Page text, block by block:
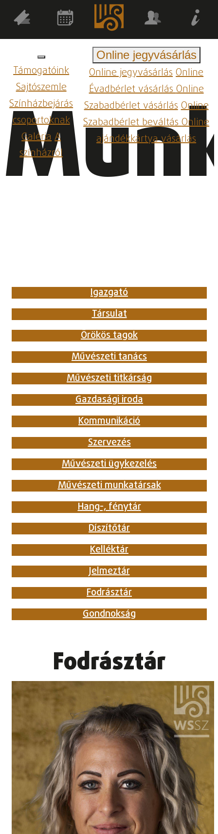
Támogatóink
Sajtószemle
Színházbejárás
csoportoknak
GalériaA
színházról
Online jegyvásárlás
Online jegyvásárlásOnline
Évadbérlet vásárlásOnline
Szabadbérlet vásárlásOnline
Szabadbérlet beváltásOnline
ajándékkártya vásárlás
Igazgató
Társulat
Örökös tagok
Művészeti tanács
Művészeti titkárság
Gazdasági iroda
Kommunikáció
Szervezés
Művészeti ügykezelés
Művészeti munkatársak
Hang-, fénytár
Díszítőtár
Kelléktár
Jelmeztár
Fodrásztár
Gondnokság
Fodrásztár